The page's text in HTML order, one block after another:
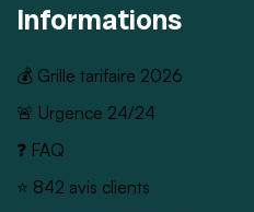
Informations
💰 Grille tarifaire 2026
🚨 Urgence 24/24
❓ FAQ
⭐ 842 avis clients